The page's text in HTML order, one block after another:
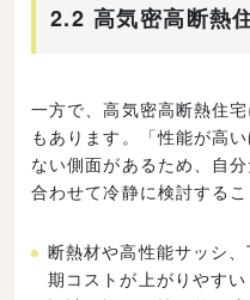
2.2 高気密高断熱
一方で、高気密高断熱住
もあります。「性能が高
ない側面があるため、自
合わせて冷静に検討するこ
断熱材や高性能サッシ
期コストが上がりやすい